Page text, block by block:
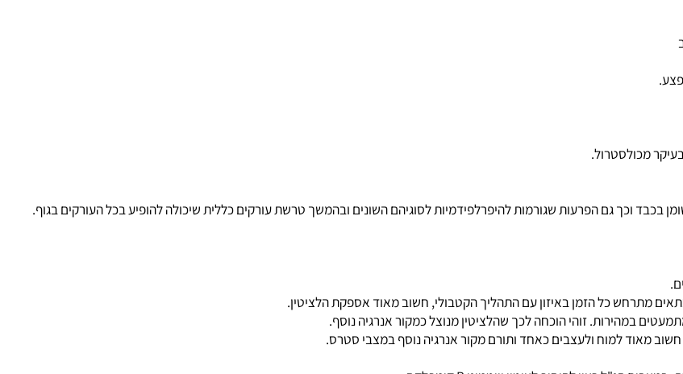
לצרוך הרבה כולסטרול.
הוא מרחיק ממנו את הגורם העשוי לעודד את היווצרות הקרישים.
גם הפרעות שגורמות להיפרלפידמיות לסוגיהם השונים ובהמשך טרשת עורקים כללית שיכולה להופיע בכל העורקים בגוף.